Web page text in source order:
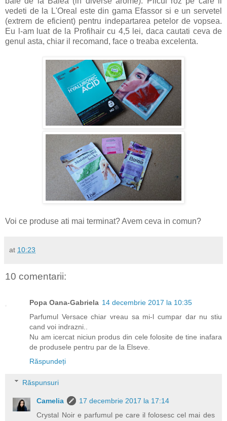
vedeti de la L'Oreal este din gama Efassor si e un servetel
(extrem de eficient) pentru indepartarea petelor de vopsea.
Eu l-am luat de la Profihair cu 4,5 lei, daca cautati ceva de
genul asta, chiar il recomand, face o treaba excelenta.
Voi ce produse ati mai terminat? Avem ceva in comun?
at 10:23
10 comentarii:
Popa Oana-Gabriela 14 decembrie 2017 la 10:35
Parfumul Versace chiar vreau sa mi-l cumpar dar nu stiu
cand voi indrazni..
Nu am icercat niciun produs din cele folosite de tine inafara
de produsele pentru par de la Elseve.
Răspundeți
Răspunsuri
Camelia
17 decembrie 2017 la 17:14
Crystal Noir e parfumul pe care il folosesc cel mai des